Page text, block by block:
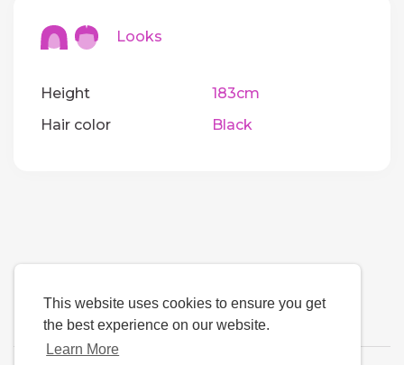
This website uses cookies to ensure you get
the best experience on our website.
Learn More
Looks
Height
183cm
Hair color
Black